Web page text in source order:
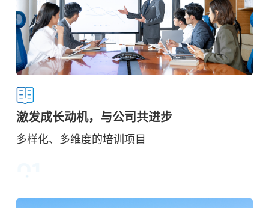
激发成长动机，与公司共进步
多样化、多维度的培训项目
01